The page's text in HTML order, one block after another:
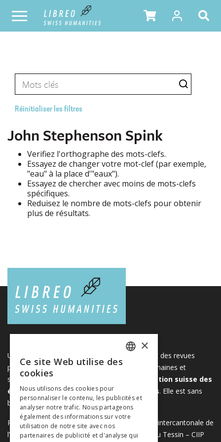
Réinitialiser les filtres
John Stephenson Spink
Verifiez l'orthographe des mots-clefs.
Essayez de changer votre mot-clef (par exemple,
"eau" à la place d'"eaux").
Essayez de chercher avec moins de mots-clefs
spécifiques.
Reduisez le nombre de mots-clefs pour obtenir
plus de résultats.
Une plateforme unique regroupant des livres et des revues
publiés par les éditeurs suisses de sciences humaines et
sociales. Libreo.ch est la propriété de l'
Association suisse des
éditeurs de sciences sociales et humaines. Elle est sans
but lucratif.www.editeurssuisses.ch
Projet réalisé avec le soutien de la Conférence intercantonale de
l’instruction publique de la Suisse romande et du Tessin – CIIP
ITALIAN
×
Ce site Web utilise des
cookies
Nous utilisons des cookies pour
personnaliser le contenu, les publicités et
analyser notre trafic. Nous partageons
également des informations sur votre
utilisation de notre site avec nos
partenaires de publicité et d'analyse qui